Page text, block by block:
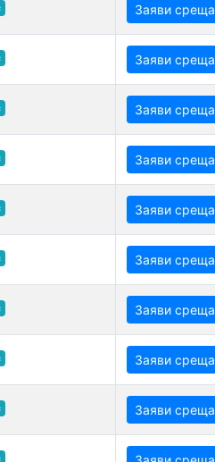
Заяви среща
Заяви среща
Заяви среща
Заяви среща
Заяви среща
Заяви среща
Заяви среща
Заяви среща
Заяви среща